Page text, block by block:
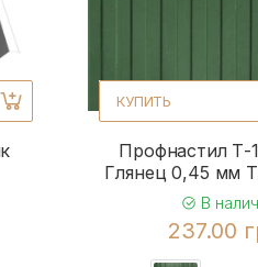
КУПИТЬ
Профнастил Т-
Глянец 0,45 мм
В
237.00